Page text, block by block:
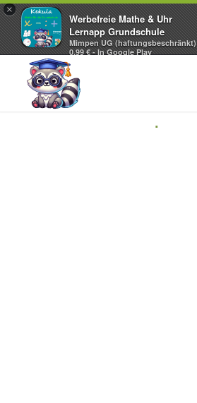
×
Werbefreie Mathe & Uhr
Lernapp Grundschule
Mimpen UG (haftungsbeschränkt)
0,99 € - In Google Play